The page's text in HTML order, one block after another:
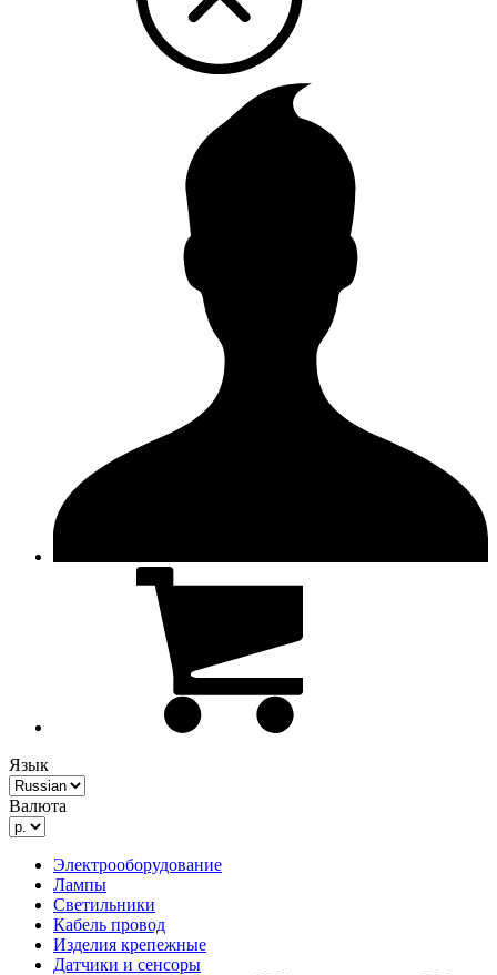
Язык
Валюта
Электрооборудование
Лампы
Светильники
Кабель провод
Изделия крепежные
Датчики и сенсоры